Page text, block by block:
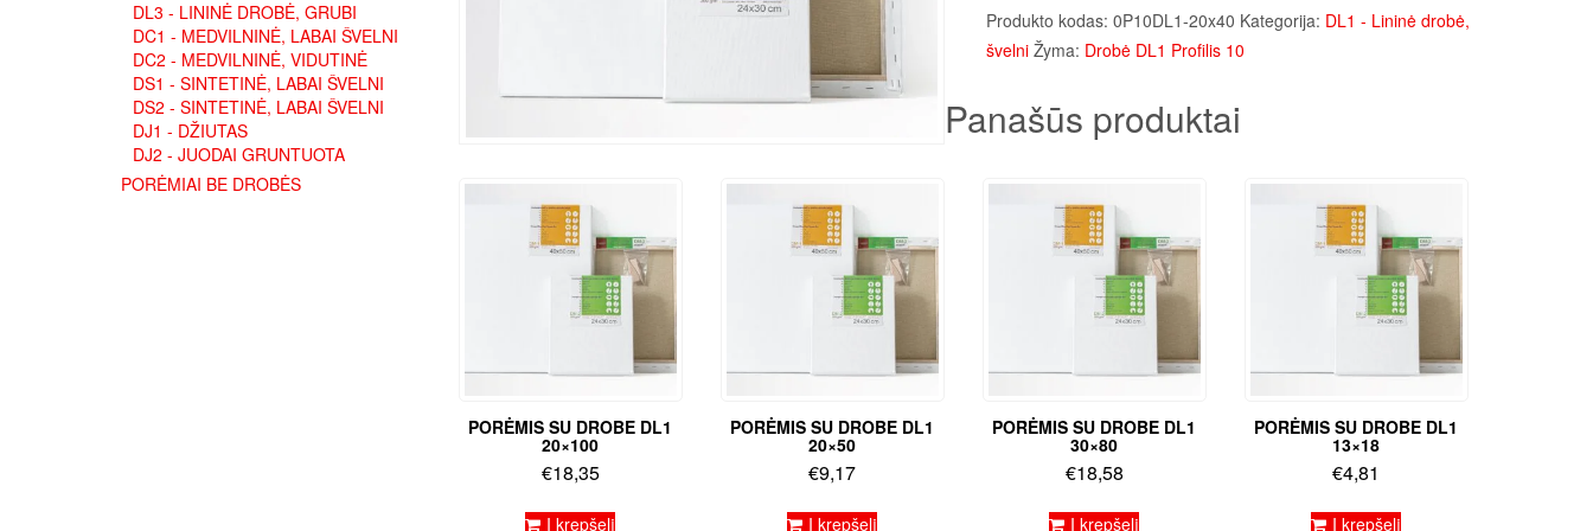
DL3 - LININĖ DROBĖ, GRUBI
DC1 - MEDVILNINĖ, LABAI ŠVELNI
DC2 - MEDVILNINĖ, VIDUTINĖ
DS1 - SINTETINĖ, LABAI ŠVELNI
DS2 - SINTETINĖ, LABAI ŠVELNI
DJ1 - DŽIUTAS
DJ2 - JUODAI GRUNTUOTA
PORĖMIAI BE DROBĖS
Produkto kodas: 0P10DL1-20x40 Kategorija: DL1 - Lininė drobė,
švelni Žyma: Drobė DL1 Profilis 10
Panašūs produktai
PORĖMIS SU DROBE DL1
20×100
€18,35
Į krepšelį
PORĖMIS SU DROBE DL1
20×50
€9,17
Į krepšelį
PORĖMIS SU DROBE DL1
30×80
€18,58
Į krepšelį
PORĖMIS SU DROBE DL1
13×18
€4,81
Į krepšelį